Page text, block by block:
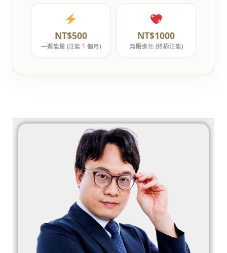
NT$500
一週能量 (注能 1 個月)
NT$1000
無限進化 (終極注能)